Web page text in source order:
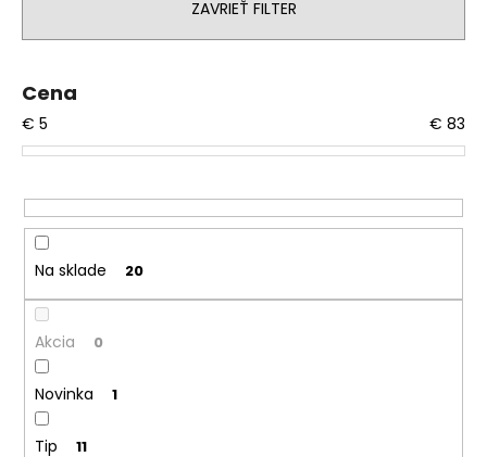
p
o
d
u
k
t
o
v
ZAVRIEŤ FILTER
Cena
€ 5 € 83
Na sklade 20
Akcia 0
Novinka 1
Tip 11